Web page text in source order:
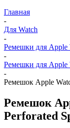
Главная
-
Для Watch
-
Ремешки для Apple
-
Ремешки для Apple
-
Ремешок Apple
Ремешок
Perforated